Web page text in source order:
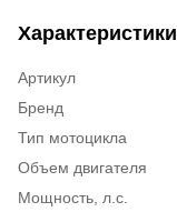
Характеристики
Артикул
Бренд
Тип мотоцикла
Объем двигателя
Мощность, л.с.